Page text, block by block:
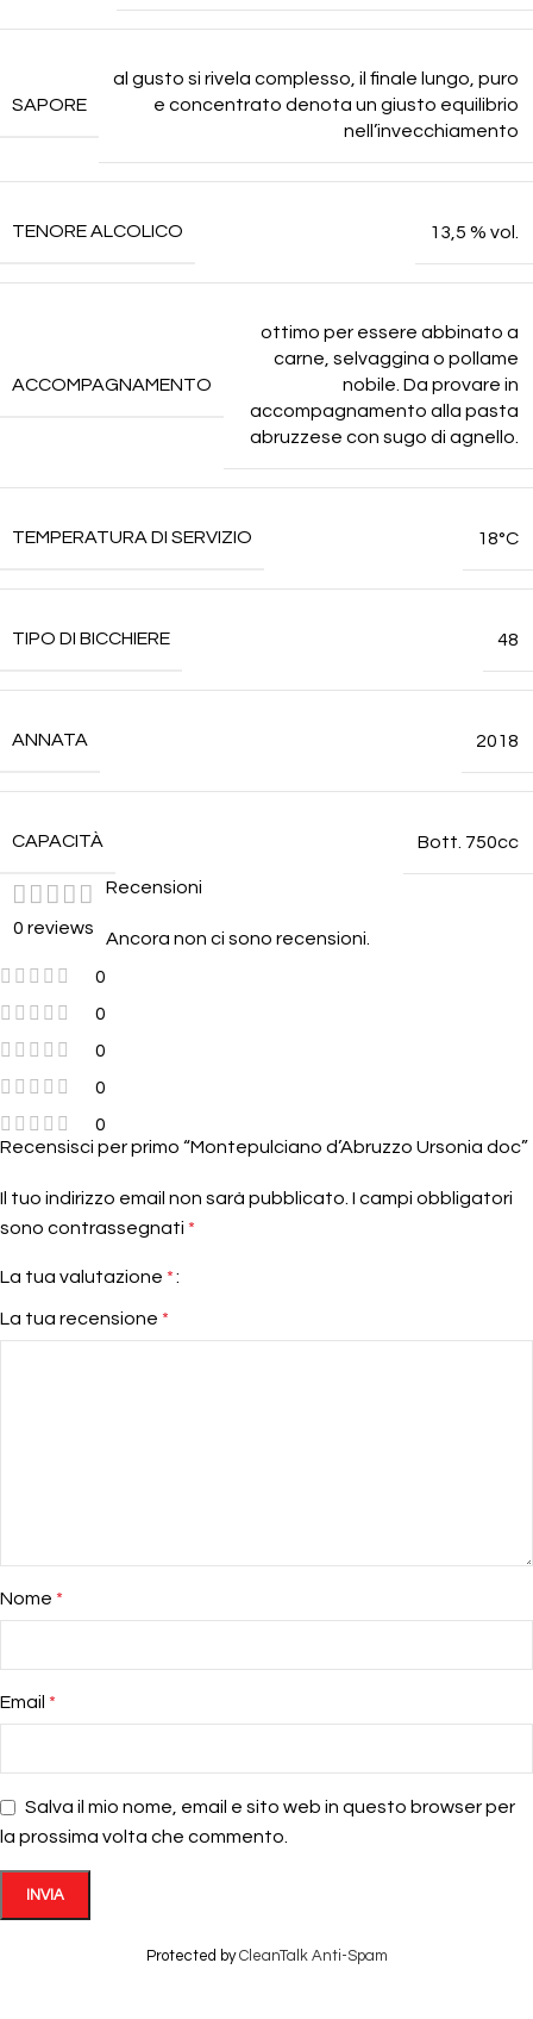
SAPORE
al gusto si rivela complesso, il finale lungo, puro
e concentrato denota un giusto equilibrio
nell’invecchiamento
TENORE ALCOLICO 13,5 % vol.
ACCOMPAGNAMENTO
ottimo per essere abbinato a
carne, selvaggina o pollame
nobile. Da provare in
accompagnamento alla pasta
abruzzese con sugo di agnello.
TEMPERATURA DI SERVIZIO 18°C
TIPO DI BICCHIERE 48
ANNATA 2018
CAPACITÀ Bott. 750cc
0 reviews
0
0
0
0
0
Recensioni
Ancora non ci sono recensioni.
Recensisci per primo “Montepulciano d’Abruzzo Ursonia doc”
Il tuo indirizzo email non sarà pubblicato. I campi obbligatori
sono contrassegnati *
La tua valutazione *
La tua recensione *
Nome *
Email *
Salva il mio nome, email e sito web in questo browser per
la prossima volta che commento.
Protected byCleanTalk Anti-Spam